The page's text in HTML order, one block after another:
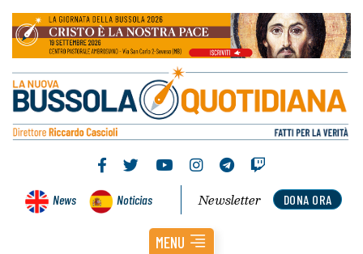
News Noticias DONA ORA
Newsletter
MENU